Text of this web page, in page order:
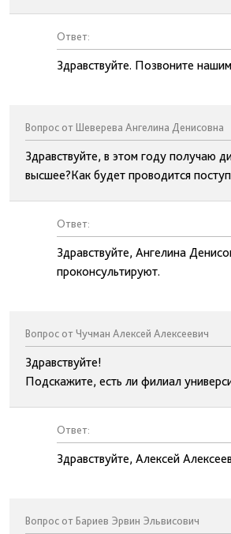
Ответ:
Здравствуйте. Позвоните
Вопрос от Шеверева Ангелина Денисовна
Здравствуйте, в этом году получаю
высшее?Как будет проводится
Ответ:
Здравствуйте, Ангелина
проконсультируют.
Вопрос от Чучман Алексей Алексеевич
Здравствуйте!
Подскажите, есть ли филиал
Ответ:
Здравствуйте, Алексей
Вопрос от Бариев Эрвин Эльвисович